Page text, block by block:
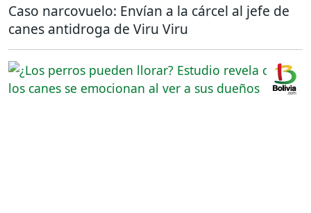
Caso narcovuelo: Envían a la cárcel al jefe de
canes antidroga de Viru Viru